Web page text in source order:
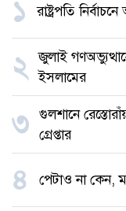
১ রাষ্ট্রপতি
২ জুলাই
ইসলামের
৩ গুলশানে
গ্রেপ্তার
৪ পেটাও না কেন,